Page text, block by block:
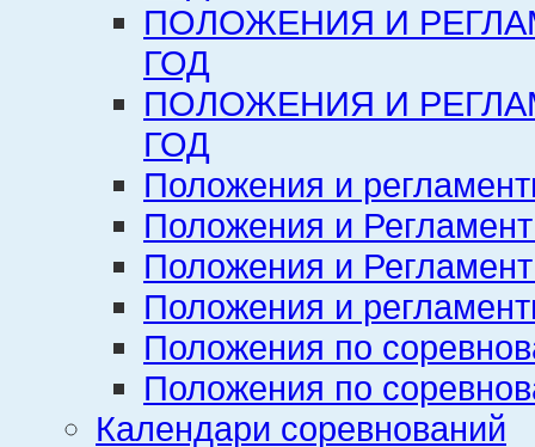
ПОЛОЖЕНИЯ И
ГОД
ПОЛОЖЕНИЯ И
ГОД
Положения и
Положения и
Положения и
Положения и
Положения по
Положения по
Календари соревнований